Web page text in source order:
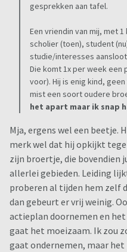
gesprekken aan tafel.
Een vriendin van mij, met
scholier (toen), student
studie/interesses aansloot
Die komt 1x per week een
voor). Hij is enig kind,
mist een soort oudere
het apart maar ik snap
Mja, ergens wel een beetje.
merk wel dat hij opkijkt
zijn broertje, die
allerlei gebieden. Leiding
proberen al tijden hem zelf
dan gebeurt er vrij weinig.
actieplan doornemen en
gaat het moeizaam. Ik zou
gaat ondernemen, maar